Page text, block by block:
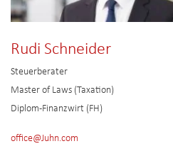
Rudi Schneider
Steuerberater
Master of Laws (Taxation)
Diplom-Finanzwirt (FH)
office@Juhn.com